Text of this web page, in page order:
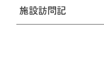
施設訪問記